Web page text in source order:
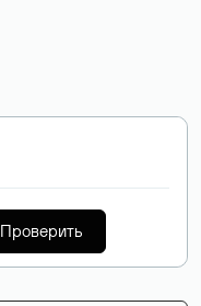
Проверить